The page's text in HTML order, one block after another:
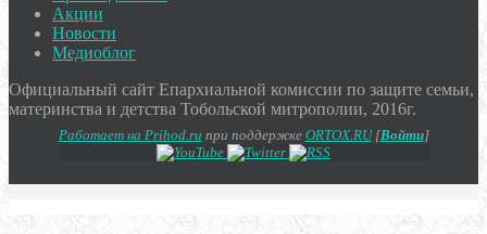
Акции
Новости
Медиоблог
Официальный сайт Епархиальной комиссии по защите семьи,
материнства и детства Тобольской митрополии, 2016г.
Работает на Prihod.ru при поддержке ORTOX.RU[Войти]